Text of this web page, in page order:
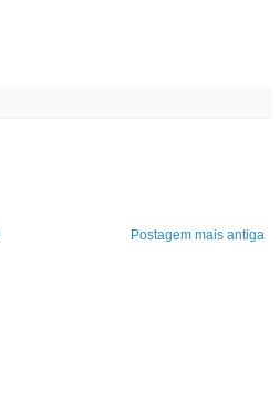
Postagem mais antiga